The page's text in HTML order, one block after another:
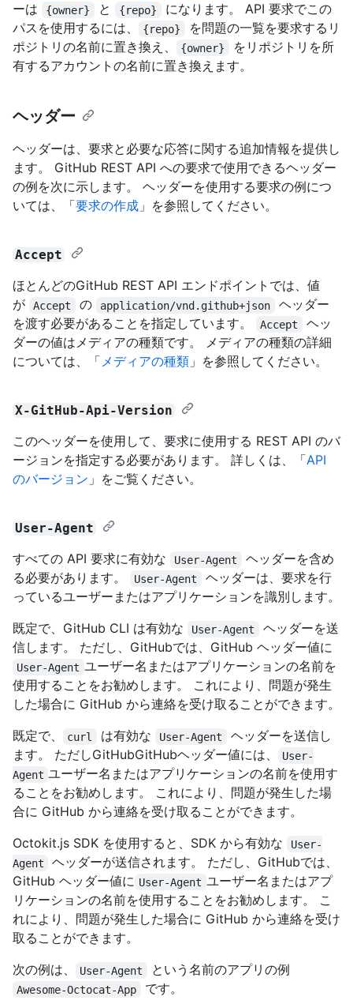
ーは
{owner} と {repo}
になります。 API 要求でこの
パスを使用するには、
{repo}
を問題の一覧を要求するリ
ポジトリの名前に置き換え、
{owner}
をリポジトリを所
有するアカウントの名前に置き換えます。
ヘッダー
ヘッダーは、要求と必要な応答に関する追加情報を提供し
ます。 GitHub REST API への要求で使用できるヘッダー
の例を次に示します。 ヘッダーを使用する要求の例につ
いては、「要求の作成 」を参照してください。
Accept
ほとんどのGitHub REST API エンドポイントでは、値
が
Accept の application/vnd.github+json
ヘッダー
を渡す必要があることを指定しています。
Accept
ヘッ
ダーの値はメディアの種類です。 メディアの種類の詳細
については、「メディアの種類 」を参照してください。
X-GitHub-Api-Version
このヘッダーを使用して、要求に使用する REST API のバ
ージョンを指定する必要があります。 詳しくは、「API
のバージョン 」をご覧ください。
User-Agent
すべての API 要求に有効な User-Agent
ヘッダーを含め
る必要があります。
User-Agent
ヘッダーは、要求を行
っているユーザーまたはアプリケーションを識別します。
既定で、GitHub CLI は有効な
User-Agent
ヘッダーを送
信します。 ただし、GitHubでは、GitHub ヘッダー値に
User-Agent ユーザー名またはアプリケーションの名前を
使用することをお勧めします。 これにより、問題が発生
した場合に GitHub から連絡を受け取ることができます。
既定で、
curl は有効な User-Agent
ヘッダーを送信し
ます。 ただしGitHubGitHubヘッダー値には、
User-
Agent ユーザー名またはアプリケーションの名前を使用す
ることをお勧めします。 これにより、問題が発生した場
合に GitHub から連絡を受け取ることができます。
Octokit.js SDK を使用すると、SDK から有効な
User-
Agent
ヘッダーが送信されます。 ただし、GitHubでは、
GitHub ヘッダー値に User-Agent ユーザー名またはアプ
リケーションの名前を使用することをお勧めします。 こ
れにより、問題が発生した場合に GitHub から連絡を受け
取ることができます。
次の例は、
User-Agent という名前のアプリの例
Awesome-Octocat-App です。